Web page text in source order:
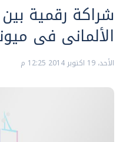
شراكة رقمية
الألمانى فى
الأحد، 19 اكتوبر 2014 12:25 م